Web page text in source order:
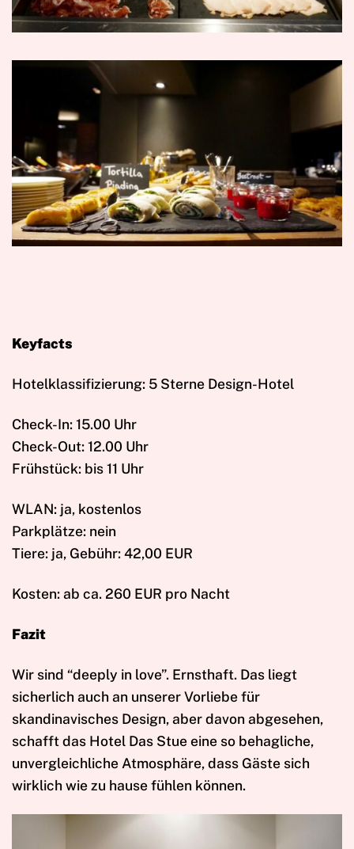
Keyfacts
Hotelklassifizierung: 5 Sterne Design-Hotel
Check-In: 15.00 Uhr
Check-Out: 12.00 Uhr
Frühstück: bis 11 Uhr
WLAN: ja, kostenlos
Parkplätze: nein
Tiere: ja, Gebühr: 42,00 EUR
Kosten: ab ca. 260 EUR pro Nacht
Fazit
Wir sind “deeply in love”. Ernsthaft. Das liegt
sicherlich auch an unserer Vorliebe für
skandinavisches Design, aber davon abgesehen,
schafft das Hotel Das Stue eine so behagliche,
unvergleichliche Atmosphäre, dass Gäste sich
wirklich wie zu hause fühlen können.